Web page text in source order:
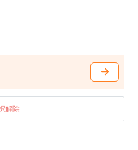
は、1つまたは2つのテーブルトッ
者が組み立て設置を行います。
解除